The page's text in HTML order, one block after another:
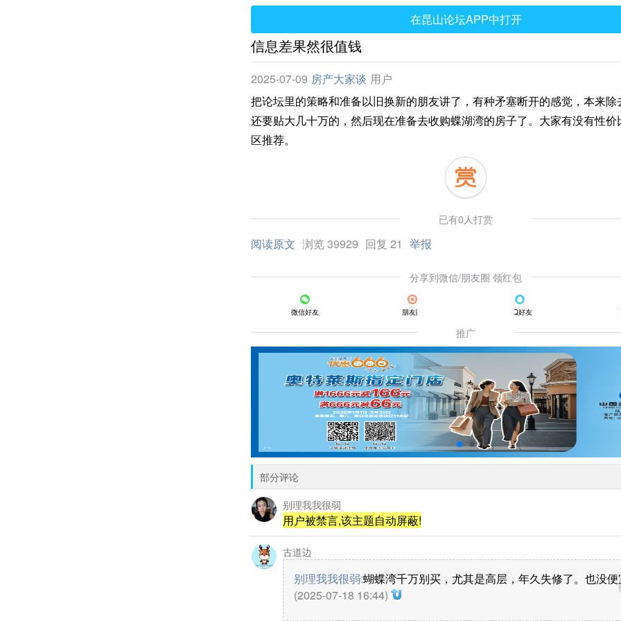
在昆山论坛APP中打开
信息差果然很值钱
2025-07-09 房产大家谈 用户
2022083517
把论坛里的策略和准备以旧换新的朋友讲了，有种矛塞断开的感觉，本来除
还要贴大几十万的，然后现在准备去收购蝶湖湾的房子了。大家有没有性价
区推荐。
已有0人打赏
阅读原文 浏览 39929 回复 21 举报
分享到微信/朋友圈 领红包
微信好友 朋友圈 QQ好友
推广
部分评论
别理我我很弱
用户被禁言,该主题自动屏蔽!
古道边
别理我我很弱:蝴蝶湾千万别买，尤其是高层，年久失修了。也没
(2025-07-18 16:44)